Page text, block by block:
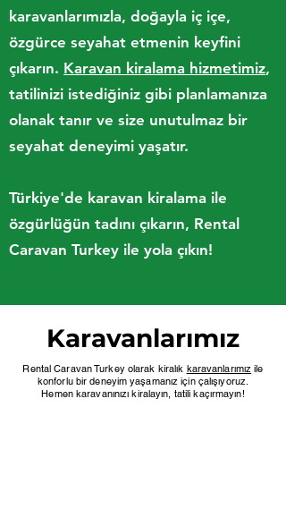
karavanlarımızla, doğayla iç içe,
özgürce seyahat etmenin keyfini
çıkarın. Karavan kiralama hizmetimiz,
tatilinizi istediğiniz gibi planlamanıza
olanak tanır ve size unutulmaz bir
seyahat deneyimi yaşatır.
Türkiye'de karavan kiralama ile
özgürlüğün tadını çıkarın, Rental
Caravan Turkey ile yola çıkın!
Karavanlarımız
Rental Caravan Turkey olarak kiralık karavanlarımız ile
konforlu bir deneyim yaşamanız için çalışıyoruz.
Hemen karavanınızı kiralayın, tatili kaçırmayın!